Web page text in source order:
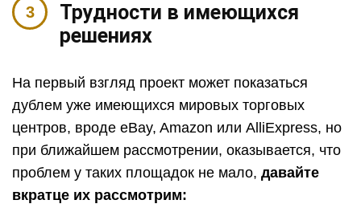
Трудности в имеющихся
решениях
На первый взгляд проект может показаться
дублем уже имеющихся мировых торговых
центров, вроде eBay, Amazon или AlliExpress, но
при ближайшем рассмотрении, оказывается, что
проблем у таких площадок не мало, давайте
вкратце их рассмотрим: